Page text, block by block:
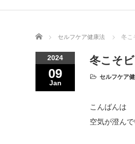
Home セルフケア健康法 冬こ
2024
09
Jan
冬こそ
セルフケア
こんばんは
空気が澄ん